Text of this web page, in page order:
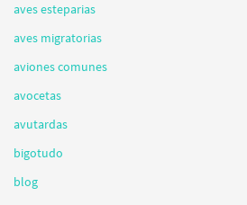
aves esteparias
aves migratorias
aviones comunes
avocetas
avutardas
bigotudo
blog